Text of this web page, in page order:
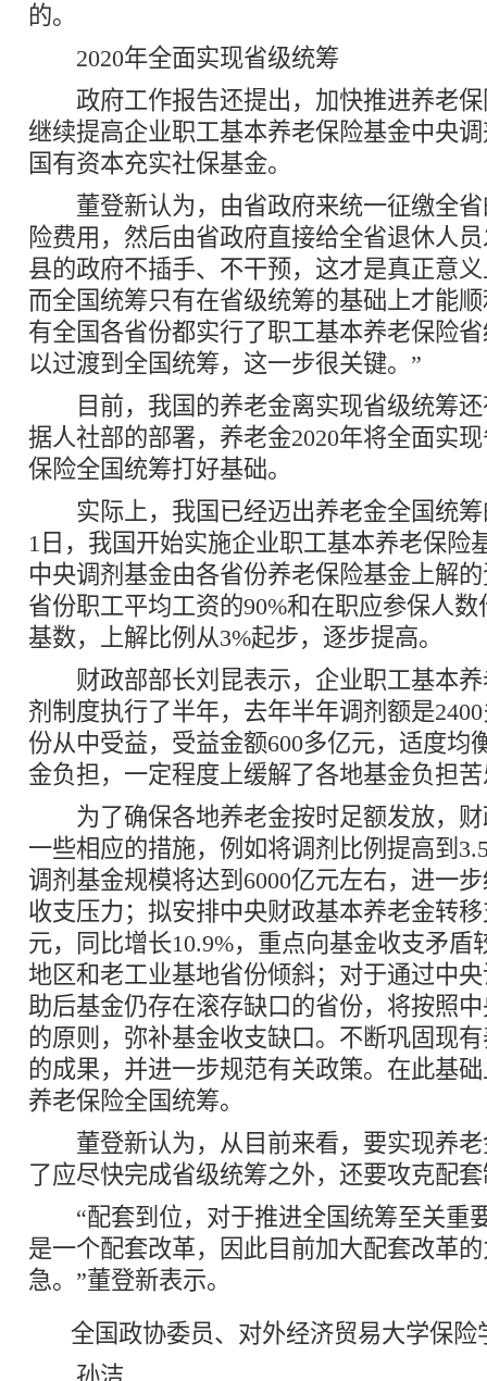
的。
2020年全面实现省级统筹
政府工作报告还提出，加快推进养老保
继续提高企业职工基本养老保险基金中央
国有资本充实社保基金。
董登新认为，由省政府来统一征缴全省
险费用，然后由省政府直接给全省退休人
县的政府不插手、不干预，这才是真正意
而全国统筹只有在省级统筹的基础上才能
有全国各省份都实行了职工基本养老保险
以过渡到全国统筹，这一步很关键。”
目前，我国的养老金离实现省级统筹还
据人社部的部署，养老金2020年将全面实
保险全国统筹打好基础。
实际上，我国已经迈出养老金全国统筹
1日，我国开始实施企业职工基本养老保险
中央调剂基金由各省份养老保险基金上解
省份职工平均工资的90%和在职应参保人
基数，上解比例从3%起步，逐步提高。
财政部部长刘昆表示，企业职工基本养
剂制度执行了半年，去年半年调剂额是
份从中受益，受益金额600多亿元，适度均
金负担，一定程度上缓解了各地基金负担
为了确保各地养老金按时足额发放，财
一些相应的措施，例如将调剂比例提高到
调剂基金规模将达到6000亿元左右，进一
收支压力；拟安排中央财政基本养老金转
元，同比增长10.9%，重点向基金收支矛盾
地区和老工业基地省份倾斜；对于通过中
助后基金仍存在滚存缺口的省份，将按照
的原则，弥补基金收支缺口。不断巩固现
的成果，并进一步规范有关政策。在此基
养老保险全国统筹。
董登新认为，从目前来看，要实现养老
了应尽快完成省级统筹之外，还要攻克配
“配套到位，对于推进全国统筹至关重
是一个配套改革，因此目前加大配套改革
急。”董登新表示。
全国政协委员、对外经济贸易大学保险